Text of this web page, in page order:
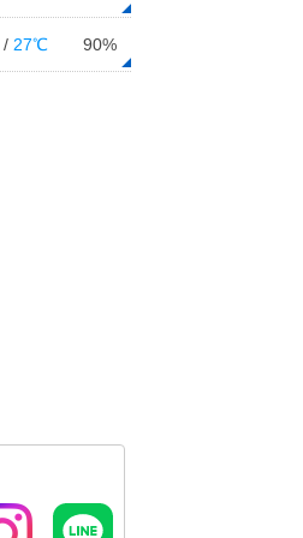
/ 27℃ 90%